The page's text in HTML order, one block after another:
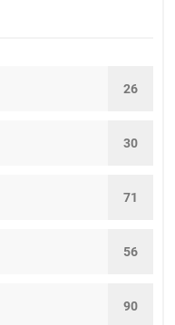
26
30
71
56
90